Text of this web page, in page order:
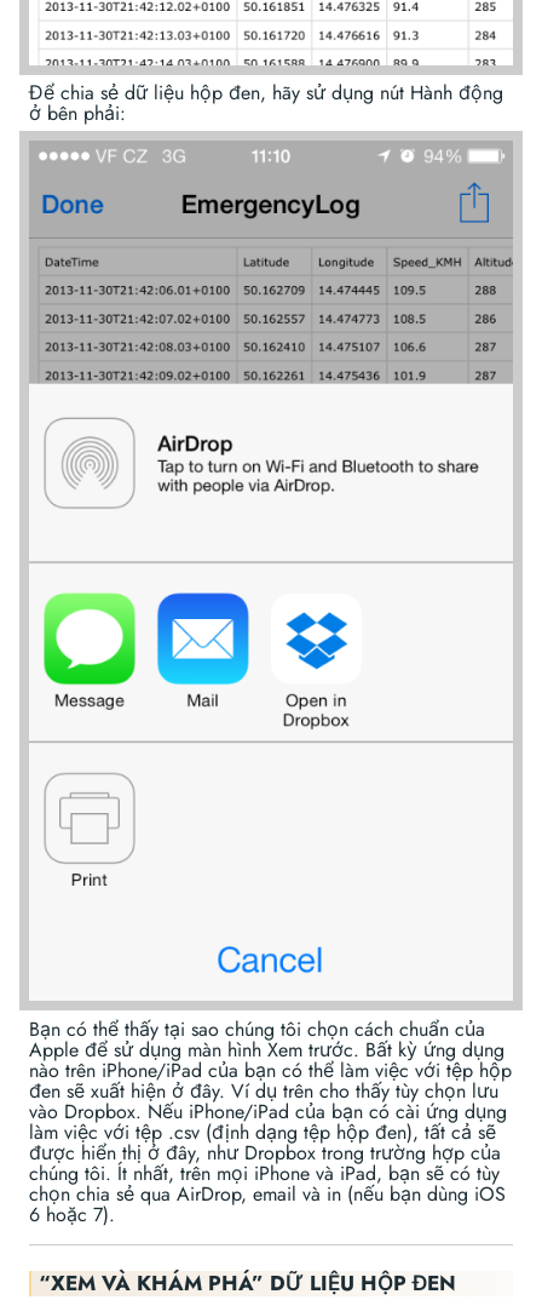
Để chia sẻ dữ liệu hộp đen, hãy sử dụng nút Hành động
ở bên phải:
Bạn có thể thấy tại sao chúng tôi chọn cách chuẩn của
Apple để sử dụng màn hình Xem trước. Bất kỳ ứng dụng
nào trên iPhone/iPad của bạn có thể làm việc với tệp hộp
đen sẽ xuất hiện ở đây. Ví dụ trên cho thấy tùy chọn lưu
vào Dropbox. Nếu iPhone/iPad của bạn có cài ứng dụng
làm việc với tệp .csv (định dạng tệp hộp đen), tất cả sẽ
được hiển thị ở đây, như Dropbox trong trường hợp của
chúng tôi. Ít nhất, trên mọi iPhone và iPad, bạn sẽ có tùy
chọn chia sẻ qua AirDrop, email và in (nếu bạn dùng iOS
6 hoặc 7).
“XEM VÀ KHÁM PHÁ” DỮ LIỆU HỘP ĐEN